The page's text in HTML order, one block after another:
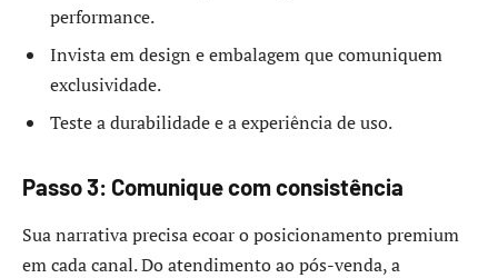
performance.
Invista em design e embalagem que comuniquem
exclusividade.
Teste a durabilidade e a experiência de uso.
Passo 3: Comunique com consistência
Sua narrativa precisa ecoar o posicionamento premium
em cada canal. Do atendimento ao pós-venda, a